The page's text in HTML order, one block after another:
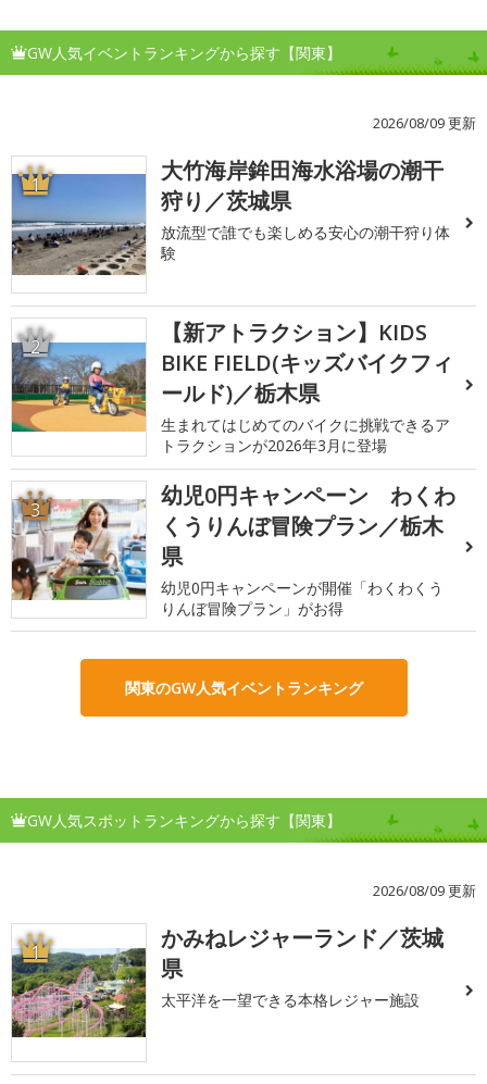
GW人気イベントランキングから探す【関東】
2026/08/09 更新
1
大竹海岸鉾田海水浴場の潮干
狩り／茨城県
放流型で誰でも楽しめる安心の潮干狩り体
験
2
【新アトラクション】KIDS
BIKE FIELD(キッズバイクフィ
ールド)／栃木県
生まれてはじめてのバイクに挑戦できるア
トラクションが2026年3月に登場
3
幼児0円キャンペーン わくわ
くうりんぼ冒険プラン／栃木
県
幼児0円キャンペーンが開催「わくわくう
りんぼ冒険プラン」がお得
関東のGW人気イベントランキング
GW人気スポットランキングから探す【関東】
2026/08/09 更新
1
かみねレジャーランド／茨城
県
太平洋を一望できる本格レジャー施設